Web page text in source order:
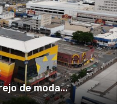
de moda...